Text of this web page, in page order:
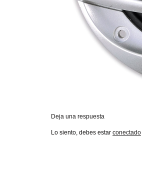
Deja una respuesta
Lo siento, debes estar conectado